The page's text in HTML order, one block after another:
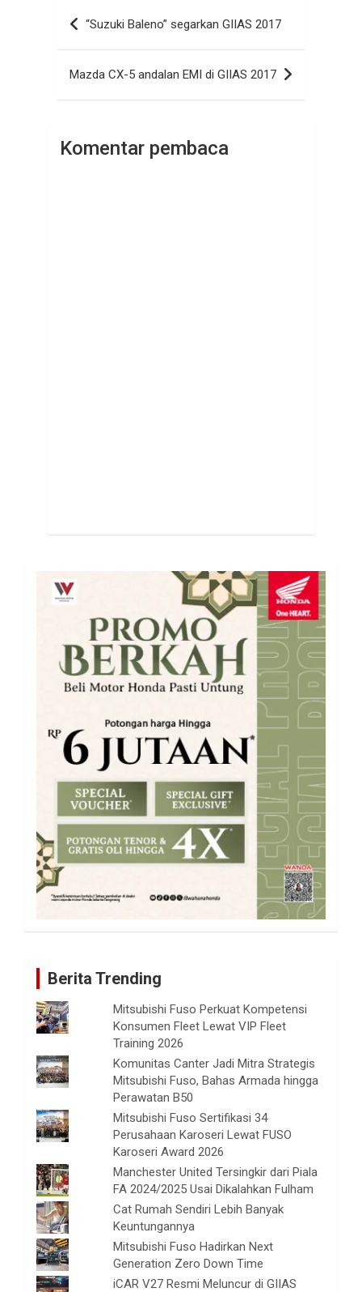
Navigasi
pos
“Suzuki Baleno” segarkan GIIAS 2017
Mazda CX-5 andalan EMI di GIIAS 2017
Komentar pembaca
Berita Trending
Mitsubishi Fuso Perkuat Kompetensi
Konsumen Fleet Lewat VIP Fleet
Training 2026
Komunitas Canter Jadi Mitra Strategis
Mitsubishi Fuso, Bahas Armada hingga
Perawatan B50
Mitsubishi Fuso Sertifikasi 34
Perusahaan Karoseri Lewat FUSO
Karoseri Award 2026
Manchester United Tersingkir dari Piala
FA 2024/2025 Usai Dikalahkan Fulham
Cat Rumah Sendiri Lebih Banyak
Keuntungannya
Mitsubishi Fuso Hadirkan Next
Generation Zero Down Time
iCAR V27 Resmi Meluncur di GIIAS